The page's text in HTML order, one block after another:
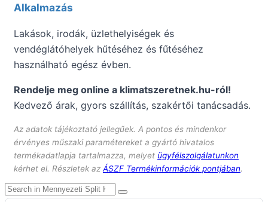
Alkalmazás
Lakások, irodák, üzlethelyiségek és
vendéglátóhelyek hűtéséhez és fűtéséhez
használható egész évben.
Rendelje meg online a klimatszeretnek.hu-ról!
Kedvező árak, gyors szállítás, szakértői tanácsadás.
Az adatok tájékoztató jellegűek. A pontos és mindenkor
érvényes műszaki paramétereket a gyártó hivatalos
termékadatlapja tartalmazza, melyet ügyfélszolgálatunkon
kérhet el. Részletek az ÁSZF Termékinformációk pontjában.